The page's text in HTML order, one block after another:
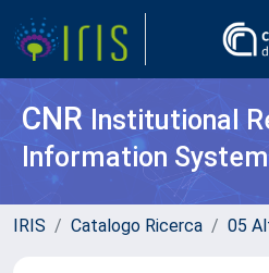
CNR Institutional
Information System
IRIS Catalogo Ricerca 05